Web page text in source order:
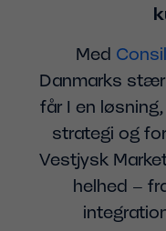
Med
Danmarks
får I en
strategi og
Vestjysk
helhed –